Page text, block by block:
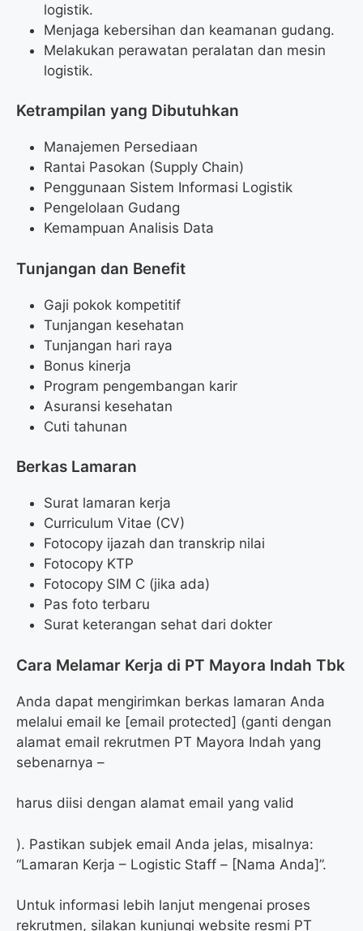
logistik.
Menjaga kebersihan dan keamanan gudang.
Melakukan perawatan peralatan dan mesin
logistik.
Ketrampilan yang Dibutuhkan
Manajemen Persediaan
Rantai Pasokan (Supply Chain)
Penggunaan Sistem Informasi Logistik
Pengelolaan Gudang
Kemampuan Analisis Data
Tunjangan dan Benefit
Gaji pokok kompetitif
Tunjangan kesehatan
Tunjangan hari raya
Bonus kinerja
Program pengembangan karir
Asuransi kesehatan
Cuti tahunan
Berkas Lamaran
Surat lamaran kerja
Curriculum Vitae (CV)
Fotocopy ijazah dan transkrip nilai
Fotocopy KTP
Fotocopy SIM C (jika ada)
Pas foto terbaru
Surat keterangan sehat dari dokter
Cara Melamar Kerja di PT Mayora Indah Tbk
Anda dapat mengirimkan berkas lamaran Anda
melalui email ke [email protected] (ganti dengan
alamat email rekrutmen PT Mayora Indah yang
sebenarnya –
harus diisi dengan alamat email yang valid
). Pastikan subjek email Anda jelas, misalnya:
“Lamaran Kerja – Logistic Staff – [Nama Anda]”.
Untuk informasi lebih lanjut mengenai proses
rekrutmen, silakan kunjungi website resmi PT